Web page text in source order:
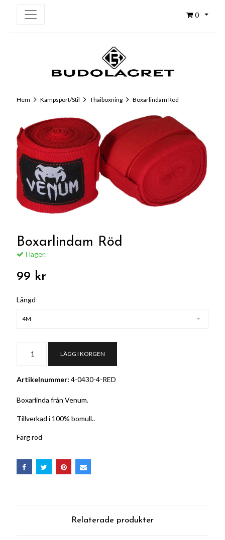
0
Hem Kampsport/Stil Thaiboxning Boxarlindam Röd
Boxarlindam Röd
I lager.
99 kr
Längd
4M
LÄGG I KORGEN
Artikelnummer: 4-0430-4-RED
Boxarlinda från Venum.
Tillverkad i 100% bomull..
Färg röd
Relaterade produkter